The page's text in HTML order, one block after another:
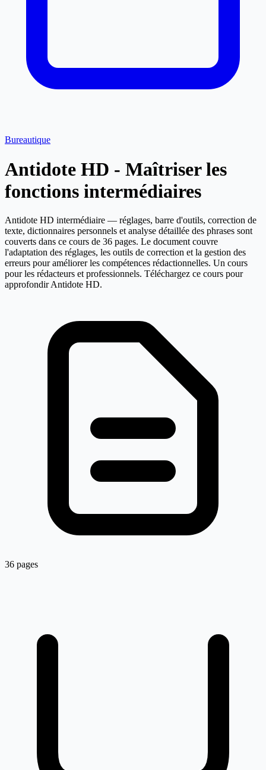
Bureautique
Antidote HD - Maîtriser les
fonctions intermédiaires
Antidote HD intermédiaire — réglages, barre d'outils, correction de
texte, dictionnaires personnels et analyse détaillée des phrases sont
couverts dans ce cours de 36 pages. Le document couvre
l'adaptation des réglages, les outils de correction et la gestion des
erreurs pour améliorer les compétences rédactionnelles. Un cours
pour les rédacteurs et professionnels. Téléchargez ce cours pour
approfondir Antidote HD.
36 pages